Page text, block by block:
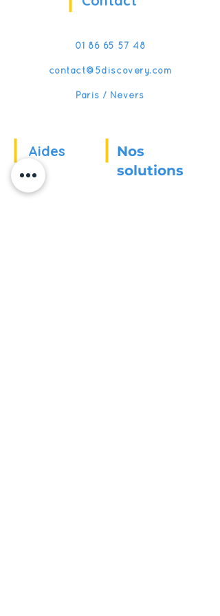
01 86 65 57 48
contact@5discovery.com
Paris / Nevers
Aides
Nos
solutions